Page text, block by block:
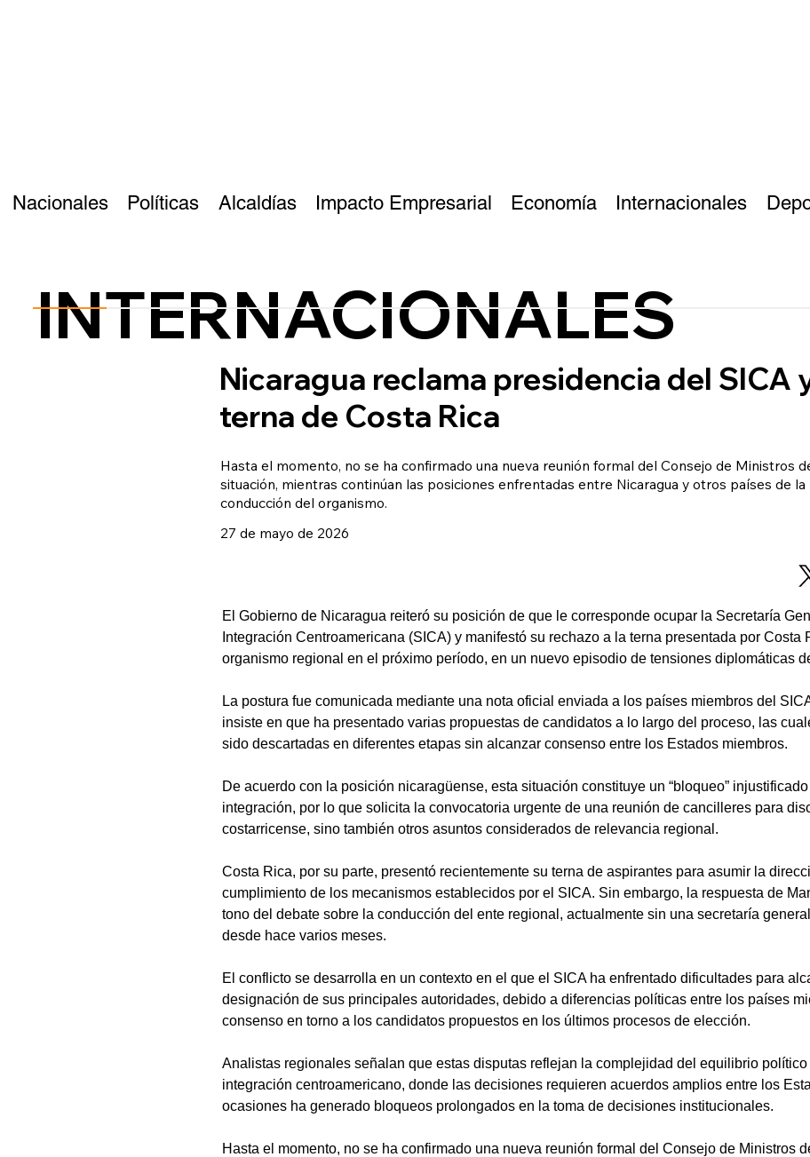
Nacionales Políticas Alcaldías Impacto Empresarial Economía Internacionales
INTERNACIONALES
Nicaragua reclama presidencia del SICA
terna de Costa Rica
Hasta el momento, no se ha confirmado una nueva reunión formal del Consejo de Ministros
situación, mientras continúan las posiciones enfrentadas entre Nicaragua y otros países de
conducción del organismo.
27 de mayo de 2026
El Gobierno de Nicaragua reiteró su posición de que le corresponde ocupar la Secretaría
Integración Centroamericana (SICA) y manifestó su rechazo a la terna presentada por Costa
organismo regional en el próximo período, en un nuevo episodio de tensiones diplomáticas
La postura fue comunicada mediante una nota oficial enviada a los países miembros del
insiste en que ha presentado varias propuestas de candidatos a lo largo del proceso, las
sido descartadas en diferentes etapas sin alcanzar consenso entre los Estados miembros.
De acuerdo con la posición nicaragüense, esta situación constituye un “bloqueo”
integración, por lo que solicita la convocatoria urgente de una reunión de cancilleres para
costarricense, sino también otros asuntos considerados de relevancia regional.
Costa Rica, por su parte, presentó recientemente su terna de aspirantes para asumir la
cumplimiento de los mecanismos establecidos por el SICA. Sin embargo, la respuesta de
tono del debate sobre la conducción del ente regional, actualmente sin una secretaría
desde hace varios meses.
El conflicto se desarrolla en un contexto en el que el SICA ha enfrentado dificultades para
designación de sus principales autoridades, debido a diferencias políticas entre los países
consenso en torno a los candidatos propuestos en los últimos procesos de elección.
Analistas regionales señalan que estas disputas reflejan la complejidad del equilibrio
integración centroamericano, donde las decisiones requieren acuerdos amplios entre los
ocasiones ha generado bloqueos prolongados en la toma de decisiones institucionales.
Hasta el momento, no se ha confirmado una nueva reunión formal del Consejo de Ministros